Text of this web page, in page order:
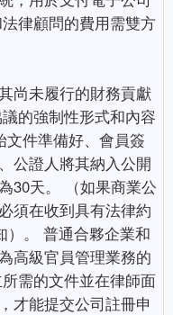
律顧問的費用需雙方
尚未履行的財務貢獻
的強制性形式和內容
件準備好、會員簽
公證人將其納入公開
30天。 （如果商業公
須在收到具有法律約
）。 普通合夥企業和
高級官員管理業務的
需的文件並在律師面
才能提交公司註冊申